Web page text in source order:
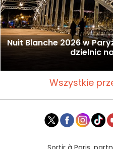
Nuit Blanche 2026 w
dzielnic
Wszystkie